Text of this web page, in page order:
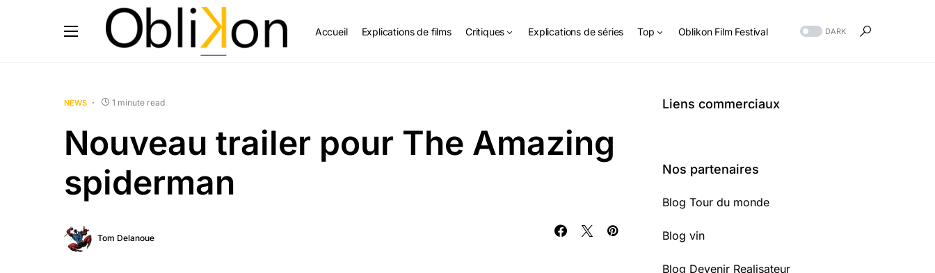
Accueil Explications de films Critiques Explications de séries Top Oblikon Film Festival DARK
NEWS 1 minute read
Nouveau trailer pour The Amazing
spiderman
Tom Delanoue
Liens commerciaux
Nos partenaires
Blog Tour du monde
Blog vin
Blog Devenir Realisateur